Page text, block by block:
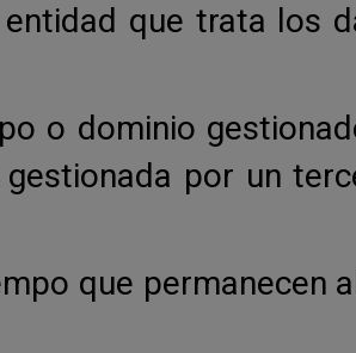
que trata los
o dominio
por un
que permanecen